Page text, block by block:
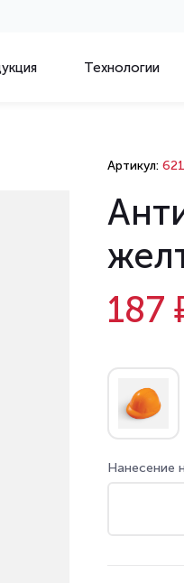
Технологии
Артикул:
187
Нанесение